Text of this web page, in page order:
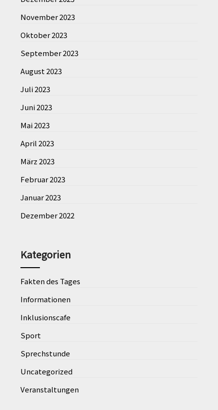
November 2023
Oktober 2023
September 2023
August 2023
Juli 2023
Juni 2023
Mai 2023
April 2023
März 2023
Februar 2023
Januar 2023
Dezember 2022
Kategorien
Fakten des Tages
Informationen
Inklusionscafe
Sport
Sprechstunde
Uncategorized
Veranstaltungen